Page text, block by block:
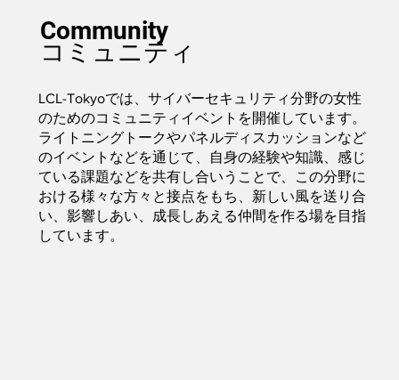
LCL-Tokyoでは、サイバーセキュリティ分野の女性
のためのコミュニティイベントを開催しています。
ライトニングトークやパネルディスカッションなど
のイベントなどを通じて、自身の経験や知識、感じ
ている課題などを共有し合いうことで、この分野に
おける様々な方々と接点をもち、新しい風を送り合
い、影響しあい、成長しあえる仲間を作る場を目指
しています。
コミュニティ
Community